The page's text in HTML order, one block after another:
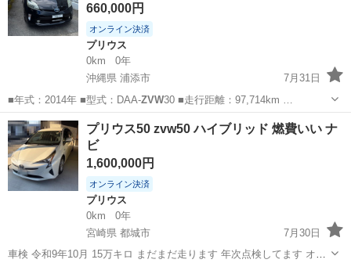
660,000円
オンライン決済
プリウス
0km
0年
沖縄県 浦添市
7月31日
■年式：2014年 ■型式：DAA-ZVW 30 ■走行距離：97,714km …
沖縄 浦添市 プリウス
プリウス50 zvw50 ハイブリッド 燃費いい ナ
ビ
1,600,000円
オンライン決済
プリウス
0km
0年
宮崎県 都城市
7月30日
車検 令和9年10月 15万キロ まだまだ走ります 年次点検してます オイ